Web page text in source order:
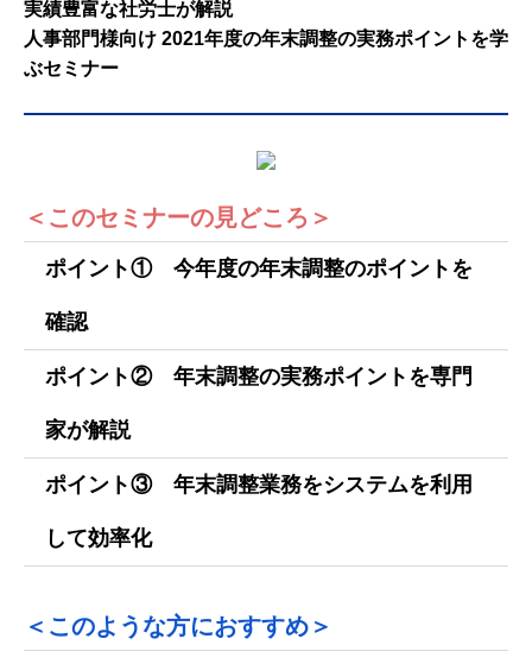
実績豊富な社労士が解説
人事部門様向け 2021年度の年末調整の実務ポイントを学
ぶセミナー
＜このセミナーの見どころ＞
ポイント① 今年度の年末調整のポイントを
確認
ポイント② 年末調整の実務ポイントを専門
家が解説
ポイント③ 年末調整業務をシステムを利用
して効率化
＜このような方におすすめ＞